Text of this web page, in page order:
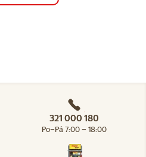
321 000 180
Po–Pá 7:00 – 18:00